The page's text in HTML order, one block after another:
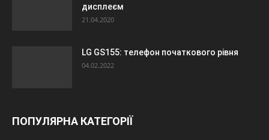
дисплеєм
21.04.2020
LG GS155: телефон початкового рівня
04.02.2022
ПОПУЛЯРНА КАТЕГОРІЇ